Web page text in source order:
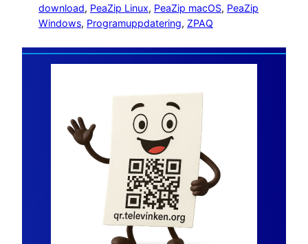
download, PeaZip Linux, PeaZip macOS, PeaZip
Windows, Programuppdatering, ZPAQ